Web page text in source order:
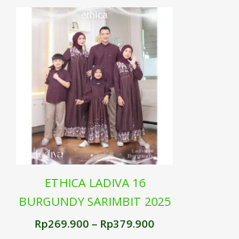
ETHICA LADIVA 16
BURGUNDY SARIMBIT 2025
Rp269.900 – Rp379.900
Rentang
harga:
Rp269.900
hingga